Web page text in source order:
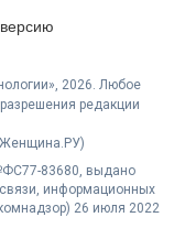
2026. Любое
редакции
83680, выдано
информационных
26 июля 2022